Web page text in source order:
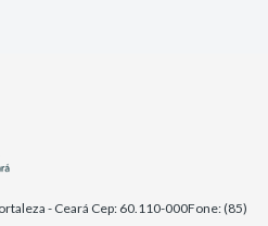
- Ceará Cep: 60.110-000Fone: (85)